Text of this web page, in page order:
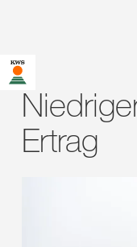
Ertrag